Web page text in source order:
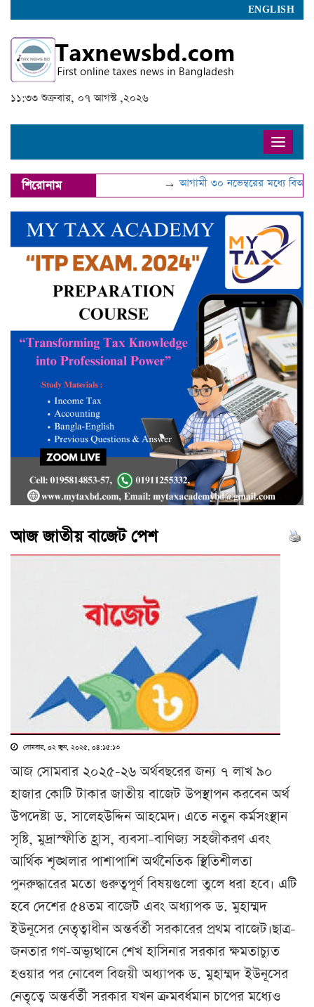
ENGLISH
১১:৩৩ শুক্রবার, ০৭ আগস্ট ,২০২৬
Toggle
শিরোনাম →আগামী ৩০ নভেম্বরের মধ্যে বিআইএন
আজ জাতীয় বাজেট পেশ
সোমবার, ০২ জুন, ২০২৫, ০৪:১৫:১৩
আজ সোমবার ২০২৫-২৬ অর্থবছরের জন্য ৭ লাখ ৯০
হাজার কোটি টাকার জাতীয় বাজেট উপস্থাপন করবেন অর্থ
উপদেষ্টা ড. সালেহউদ্দিন আহমেদ। এতে নতুন কর্মসংস্থান
সৃষ্টি, মুদ্রাস্ফীতি হ্রাস, ব্যবসা-বাণিজ্য সহজীকরণ এবং
আর্থিক শৃঙ্খলার পাশাপাশি অর্থনৈতিক স্থিতিশীলতা
পুনরুদ্ধারের মতো গুরুত্বপূর্ণ বিষয়গুলো তুলে ধরা হবে। এটি
হবে দেশের ৫৪তম বাজেট এবং অধ্যাপক ড. মুহাম্মদ
ইউনূসের নেতৃত্বাধীন অন্তর্বর্তী সরকারের প্রথম বাজেট।ছাত্র-
জনতার গণ-অভ্যুত্থানে শেখ হাসিনার সরকার ক্ষমতাচ্যুত
হওয়ার পর নোবেল বিজয়ী অধ্যাপক ড. মুহাম্মদ ইউনূসের
নেতৃত্বে অন্তর্বর্তী সরকার যখন ক্রমবর্ধমান চাপের মধ্যেও